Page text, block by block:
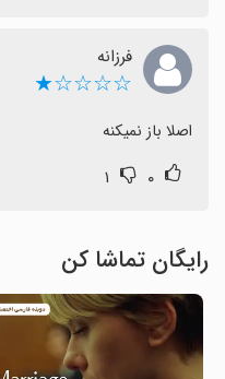
فرزانه
☆☆☆☆★
اصلا باز نمیکنه
۰ ۱
رایگان تماشا کن